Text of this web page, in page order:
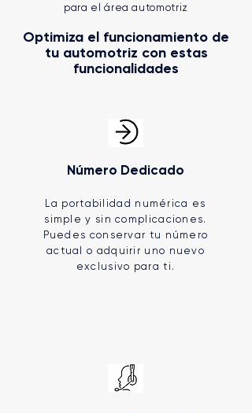
para el área automotriz
Optimiza el funcionamiento de
tu automotriz con estas
funcionalidades
Número Dedicado
La portabilidad numérica es
simple y sin complicaciones.
Puedes conservar tu número
actual o adquirir uno nuevo
exclusivo para ti.